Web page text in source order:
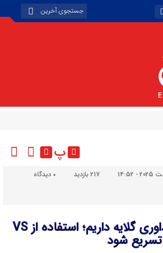
پ
217 بازدید دیدگاه
مربی گهر زمین: از داوری گلایه داریم؛ استفاده از VS
تسریع شود